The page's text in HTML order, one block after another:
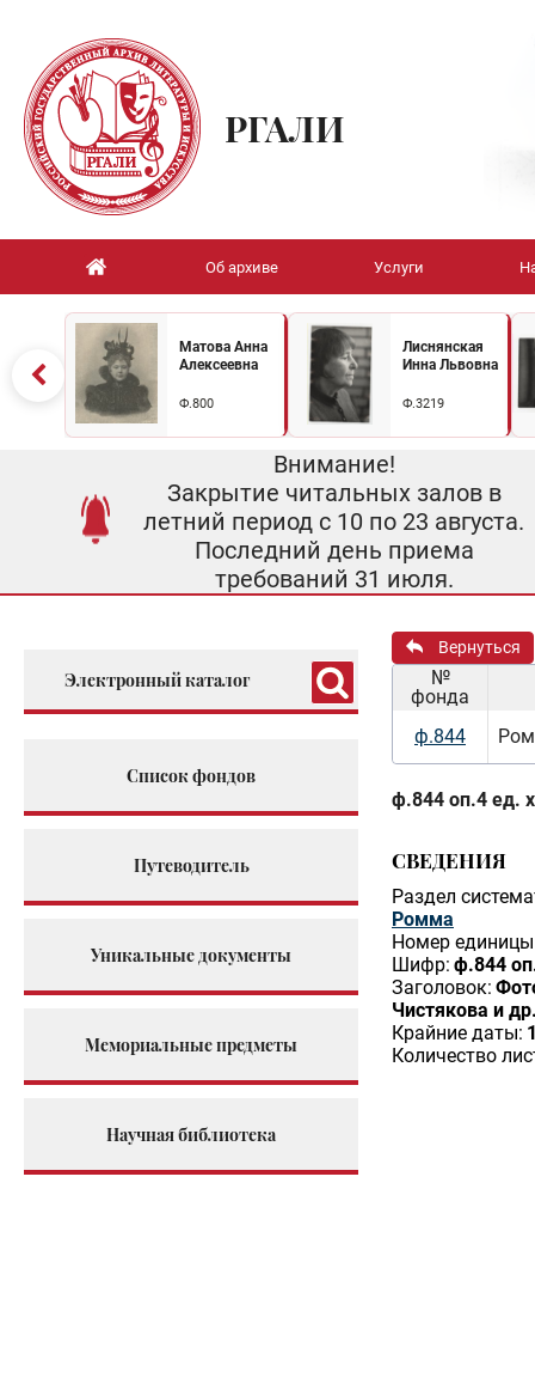
РГАЛИ
Об архиве Услуги
Матова Анна
Алексеевна
Ф.800
Лиснянская
Инна Львовна
Ф.3219
Внимание!
Закрытие читальных залов в
летний период с 10 по 23 августа.
Последний день приема
требований 31 июля.
Электронный каталог
Список фондов
Путеводитель
Уникальные документы
Мемориальные предметы
Научная библиотека
Вернуться
№
фонда
ф.844
ф.844 оп.4 ед.
СВЕДЕНИЯ
Раздел
Ромма
Номер единицы
Шифр: ф.844
Заголовок:
Чистякова и
Крайние даты:
Количество